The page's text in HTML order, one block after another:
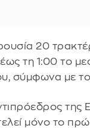
20
τη 1:00 το
σύμφωνα με
μόνο το